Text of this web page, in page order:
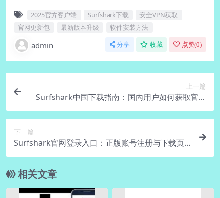
2025官方客户端 Surfshark下载
安全VPN获取
官网更新包
最新版本升级 软件安装方法
admin 分享 收藏 点赞(0)
上一篇
Surfshark中国下载指南：国内用户如何获取官方
客户端
下一篇
Surfshark官网登录入口：正版账号注册与下载页
面导航
相关文章